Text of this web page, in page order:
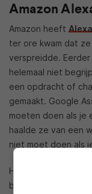
Amazon
Amazon heeft Alexa
ter ore kwam dat
verspreidde.
helemaal niet
een opdracht of
gemaakt. Google
moeten doen als je
haalde ze van een
niet moet doen als
Het is en blijft
bedenken of iets